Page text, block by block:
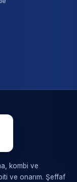
kombi ve
ve onarım. Şeffaf